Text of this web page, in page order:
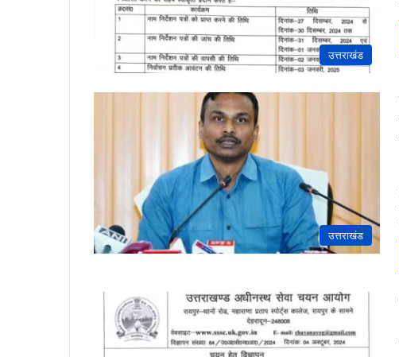
उत्तराखंड
उत्तराखंड